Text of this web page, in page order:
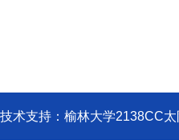
技术支持：榆林大学2138CC